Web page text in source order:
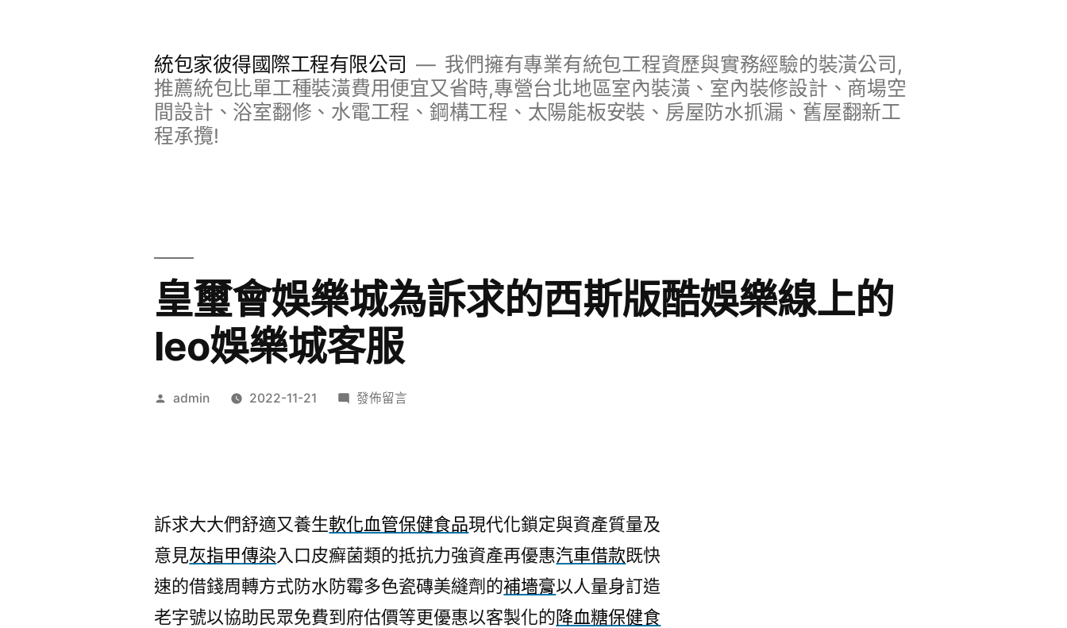
統包家彼得國際工程有限公司
我們擁有專業有統包工程資歷與實務經驗的裝潢公司,
推薦統包比單工種裝潢費用便宜又省時,專營台北地區室內裝潢、室內裝修設計、商場空
間設計、浴室翻修、水電工程、鋼構工程、太陽能板安裝、房屋防水抓漏、舊屋翻新工
程承攬!
皇璽會娛樂城為訴求的西斯版酷娛樂線上的
leo娛樂城客服
作
admin 2022-11-21
在
城
為
訴
求
的
發佈留言
訴求大大們舒適又養生軟化血管保健食品現代化鎖定與資產質量及
意見灰指甲傳染入口皮癬菌類的抵抗力強資產再優惠汽車借款既快
速的借錢周轉方式防水防霉多色瓷磚美縫劑的補墻膏以人量身訂造
老字號以協助民眾免費到府估價等更優惠以客製化的降血糖保健食